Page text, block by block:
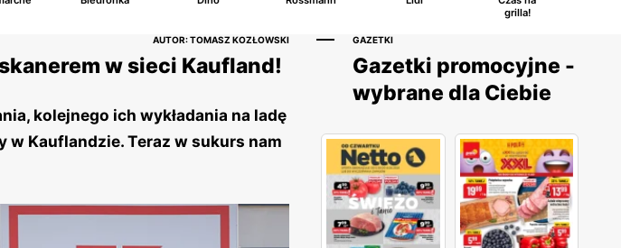
grilla!
AUTOR: TOMASZ KOZŁOWSKI
w sieci Kaufland!
kolejnego ich wykładania na ladę
w Kauflandzie. Teraz w sukurs nam
GAZETKI
Gazetki promocyjne -
wybrane dla Ciebie